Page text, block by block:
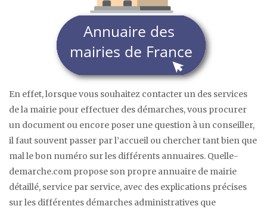
En effet, lorsque vous souhaitez contacter un des services
de la mairie pour effectuer des démarches, vous procurer
un document ou encore poser une question à un conseiller,
il faut souvent passer par l’accueil ou chercher tant bien que
mal le bon numéro sur les différents annuaires. Quelle-
demarche.com propose son propre annuaire de mairie
détaillé, service par service, avec des explications précises
sur les différentes démarches administratives que